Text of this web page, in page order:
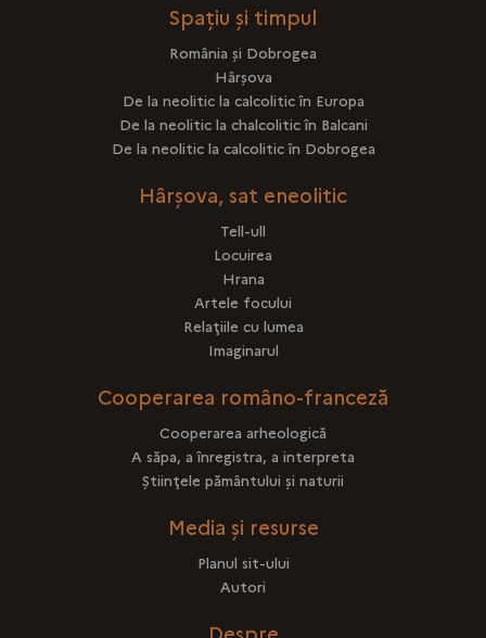
Spațiu și timpul
România şi Dobrogea
Hârşova
De la neolitic la calcolitic în Europa
De la neolitic la chalcolitic în Balcani
De la neolitic la calcolitic în Dobrogea
Hârşova, sat eneolitic
Tell-ull
Locuirea
Hrana
Artele focului
Relaţiile cu lumea
Imaginarul
Cooperarea româno-franceză
Cooperarea arheologică
A săpa, a înregistra, a interpreta
Ştiinţele pământului şi naturii
Media și resurse
Planul sit-ului
Autori